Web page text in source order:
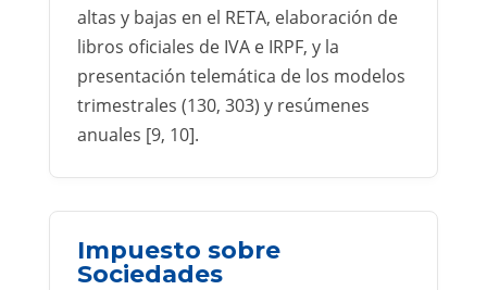
altas y bajas en el RETA, elaboración de
libros oficiales de IVA e IRPF, y la
presentación telemática de los modelos
trimestrales (130, 303) y resúmenes
anuales [9, 10].
Impuesto sobre
Sociedades